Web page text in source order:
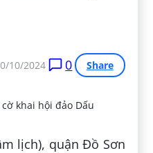
10/2024 0 Share
lịch), quận Đồ Sơn